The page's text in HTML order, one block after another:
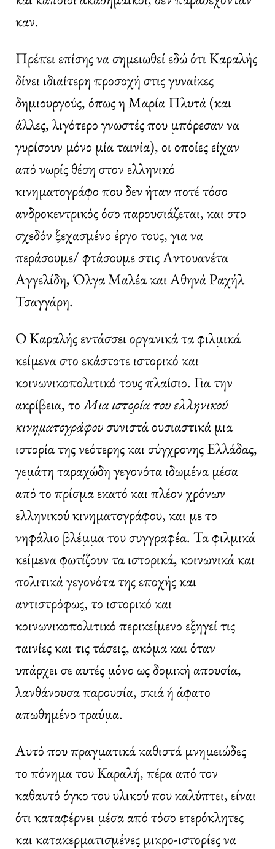
καν.
Πρέπει επίσης να σημειωθεί εδώ ότι Καραλής
δίνει ιδιαίτερη προσοχή στις γυναίκες
δημιουργούς, όπως η Μαρία Πλυτά (και
άλλες, λιγότερο γνωστές που μπόρεσαν να
γυρίσουν μόνο μία ταινία), οι οποίες είχαν
από νωρίς θέση στον ελληνικό
κινηματογράφο που δεν ήταν ποτέ τόσο
ανδροκεντρικός όσο παρουσιάζεται, και στο
σχεδόν ξεχασμένο έργο τους, για να
περάσουμε/ φτάσουμε στις Αντουανέτα
Αγγελίδη, Όλγα Μαλέα και Αθηνά Ραχήλ
Τσαγγάρη.
Ο Καραλής εντάσσει οργανικά τα φιλμικά
κείμενα στο εκάστοτε ιστορικό και
κοινωνικοπολιτικό τους πλαίσιο. Για την
ακρίβεια, τοΜια ιστορία του ελληνικού
κινηματογράφουσυνιστά ουσιαστικά μια
ιστορία της νεότερης και σύγχρονης Ελλάδας,
γεμάτη ταραχώδη γεγονότα ιδωμένα μέσα
από το πρίσμα εκατό και πλέον χρόνων
ελληνικού κινηματογράφου, και με το
νηφάλιο βλέμμα του συγγραφέα. Τα φιλμικά
κείμενα φωτίζουν τα ιστορικά, κοινωνικά και
πολιτικά γεγονότα της εποχής και
αντιστρόφως, το ιστορικό και
κοινωνικοπολιτικό περικείμενο εξηγεί τις
ταινίες και τις τάσεις, ακόμα και όταν
υπάρχει σε αυτές μόνο ως δομική απουσία,
λανθάνουσα παρουσία, σκιά ή άφατο
απωθημένο τραύμα.
Αυτό που πραγματικά καθιστά μνημειώδες
το πόνημα του Καραλή, πέρα από τον
καθαυτό όγκο του υλικού που καλύπτει, είναι
ότι καταφέρνει μέσα από τόσο ετερόκλητες
και κατακερματισμένες μικρο-ιστορίες να